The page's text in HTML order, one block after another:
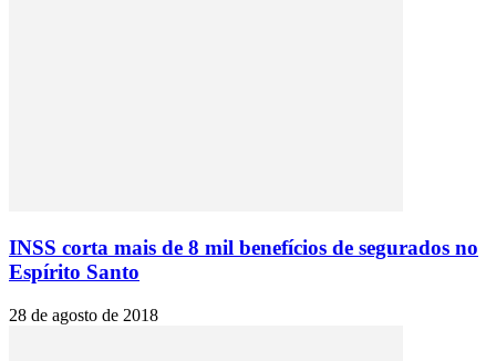
INSS corta mais de 8 mil benefícios de segurados no
Espírito Santo
28 de agosto de 2018